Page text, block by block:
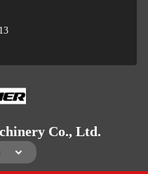
Co., Ltd.